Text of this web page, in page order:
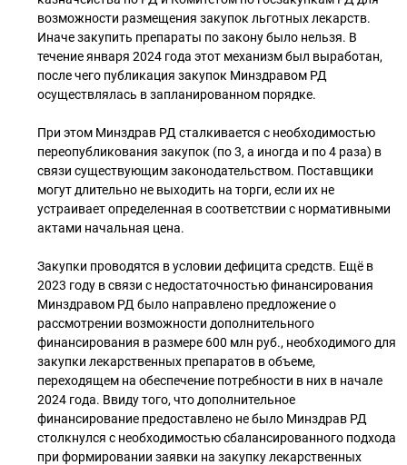
возможности размещения закупок льготных лекарств.
Иначе закупить препараты по закону было нельзя. В
течение января 2024 года этот механизм был выработан,
после чего публикация закупок Минздравом РД
осуществлялась в запланированном порядке.
При этом Минздрав РД сталкивается с необходимостью
переопубликования закупок (по 3, а иногда и по 4 раза) в
связи существующим законодательством. Поставщики
могут длительно не выходить на торги, если их не
устраивает определенная в соответствии с нормативными
актами начальная цена.
Закупки проводятся в условии дефицита средств. Ещё в
2023 году в связи с недостаточностью финансирования
Минздравом РД было направлено предложение о
рассмотрении возможности дополнительного
финансирования в размере 600 млн руб., необходимого для
закупки лекарственных препаратов в объеме,
переходящем на обеспечение потребности в них в начале
2024 года. Ввиду того, что дополнительное
финансирование предоставлено не было Минздрав РД
столкнулся с необходимостью сбалансированного подхода
при формировании заявки на закупку лекарственных